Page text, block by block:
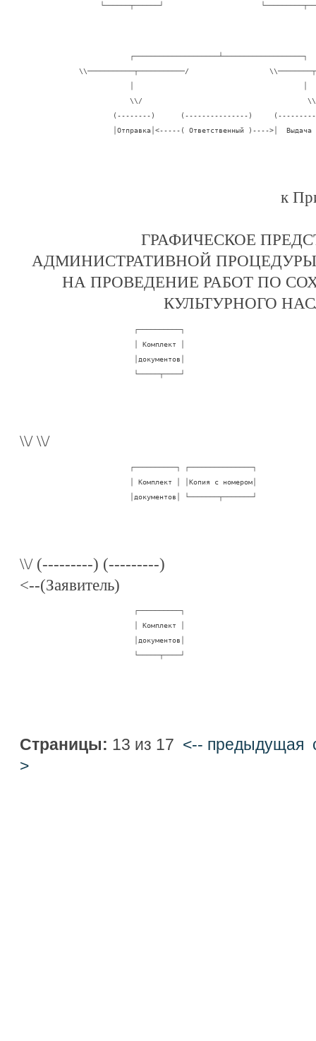
└──────┬──────┘
                          ┌────────────────────┴───────────────────┐
\\───────────┬───────────/
\\/
(--------)      (---------------)
│Отправка│<-----( Ответственный )---->│  Выдача
к
ГРАФИЧЕСКОЕ
АДМИНИСТРАТИВНОЙ
НА ПРОВЕДЕНИЕ РАБОТ ПО
КУЛЬТУРНОГО
                           ┌──────────┐
                           │ Комплект │
                           │документов│
                           └─────┬────┘
\\/ \\/
                          ┌──────────┐ ┌───────────────┐
                          │ Комплект │ │Копия с номером│
                          │документов│ └───────┬───────┘
\\/ (---------) (---------)
<--(Заявитель)
                           ┌──────────┐
                           │ Комплект │
                           │документов│
                           └─────┬────┘
Страницы: 13 из 17 <-- предыдущая
>